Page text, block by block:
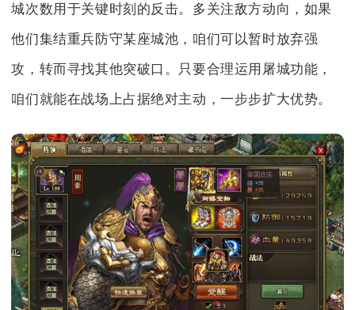
城次数用于关键时刻的反击。多关注敌方动向，如果
他们集结重兵防守某座城池，咱们可以暂时放弃强
攻，转而寻找其他突破口。只要合理运用屠城功能，
咱们就能在战场上占据绝对主动，一步步扩大优势。